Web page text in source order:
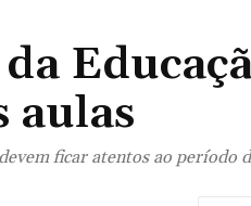
aulas
ficar atentos ao período